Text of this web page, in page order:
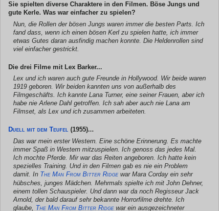
Sie spielten diverse Charaktere in den Filmen. Böse Jungs und
gute Kerle. Was war einfacher zu spielen?
Nun, die Rollen der bösen Jungs waren immer die besten Parts. Ich
fand dass, wenn ich einen bösen Kerl zu spielen hatte, ich immer
etwas Gutes daran ausfindig machen konnte. Die Heldenrollen sind
viel einfacher gestrickt.
Die drei Filme mit Lex Barker...
Lex und ich waren auch gute Freunde in Hollywood. Wir beide waren
1919 geboren. Wir beiden kannten uns von außerhalb des
Filmgeschäfts. Ich kannte Lana Turner, eine seiner Frauen, aber ich
habe nie Arlene Dahl getroffen. Ich sah aber auch nie Lana am
Filmset, als Lex und ich zusammen arbeiteten.
Duell mit dem Teufel (1955)...
Das war mein erster Western. Eine schöne Erinnerung. Es machte
immer Spaß in Western mitzuspielen. Ich genoss das jedes Mal.
Ich mochte Pferde. Mir war das Reiten angeboren. Ich hatte kein
spezielles Training. Und in den Filmen gab es nie ein Problem
damit. In The Man From Bitter Ridge war Mara Corday ein sehr
hübsches, junges Mädchen. Mehrmals spielte ich mit John Dehner,
einem tollen Schauspieler. Und dann war da noch Regisseur Jack
Arnold, der bald darauf sehr bekannte Horrorfilme drehte. Ich
glaube, The Man From Bitter Ridge war ein ausgezeichneter